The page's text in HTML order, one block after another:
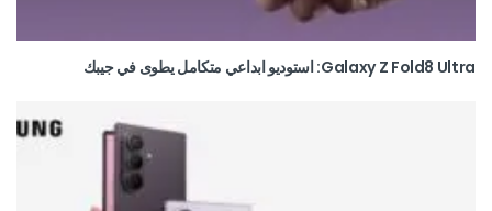
Galaxy Z Fold8 Ultra: استوديو ابداعي متكامل يطوى في جيبك